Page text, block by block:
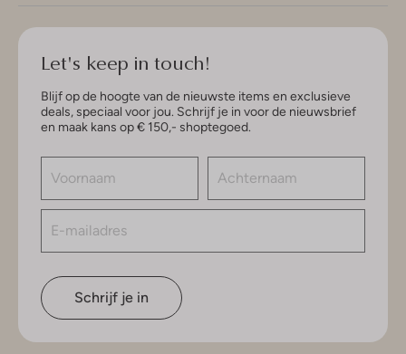
Let's keep in touch!
Blijf op de hoogte van de nieuwste items en exclusieve
deals, speciaal voor jou. Schrijf je in voor de nieuwsbrief
en maak kans op € 150,- shoptegoed.
Schrijf je in